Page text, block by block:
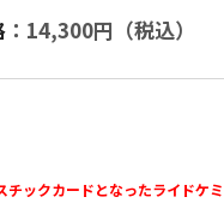
：14,300円（税込）
チックカードとなったライドケ